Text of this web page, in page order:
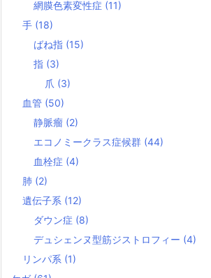
網膜色素変性症 (11)
手 (18)
ばね指 (15)
指 (3)
爪 (3)
血管 (50)
静脈瘤 (2)
エコノミークラス症候群 (44)
血栓症 (4)
肺 (2)
遺伝子系 (12)
ダウン症 (8)
デュシェンヌ型筋ジストロフィー (4)
リンパ系 (1)